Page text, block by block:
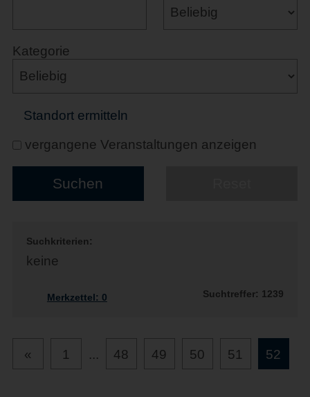
Kategorie
Standort ermitteln
vergangene Veranstaltungen anzeigen
Suchkriterien:
keine
Merkzettel: 0 Suchtreffer: 1239
« 1 ... 48 49 50 51 52